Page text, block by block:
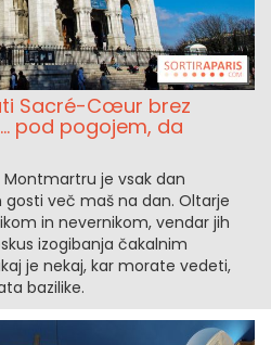
Sacré-Cœur brez
pod pogojem, da
Montmartru je vsak dan
več maš na dan. Oltarje
in nevernikom, vendar jih
izogibanja čakalnim
je nekaj, kar morate vedeti,
bazilike.